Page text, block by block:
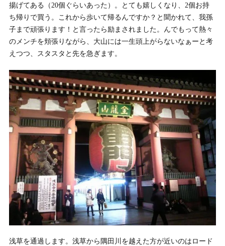
揚げてある（20個ぐらいあった）。とても嬉しくなり、2個お持
ち帰りで買う。これから歩いて帰るんですか？と聞かれて、我孫
子まで頑張ります！と言ったら励まされました。んでもって熱々
のメンチを頬張りながら、大山には一生頭上がらないなぁーと考
えつつ、スタスタと先を急ぎます。
浅草を通過します。浅草から隅田川を越えた方が近いのはロード